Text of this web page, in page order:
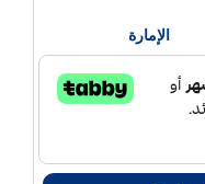
الإمارة